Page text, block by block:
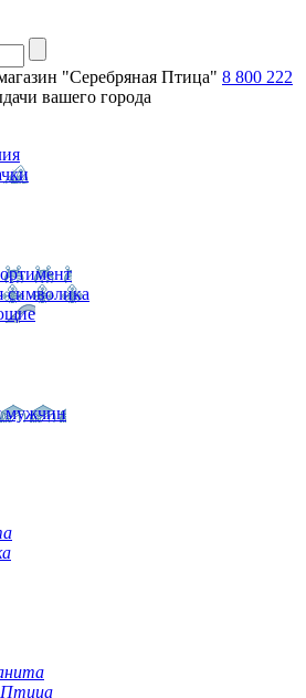
"Серебряная Птица" 8 800 222
вашего города
символика
мужчин
Птица